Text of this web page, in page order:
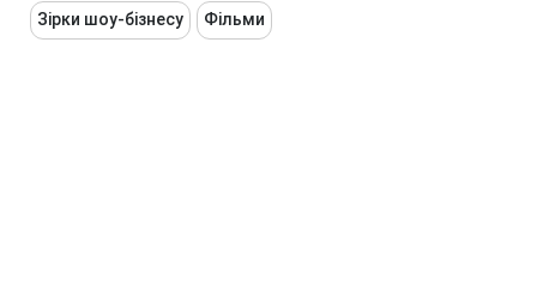
Зірки шоу-бізнесу Фільми